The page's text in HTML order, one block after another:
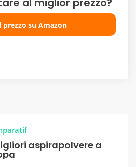
prezzo su Amazon
aspirapolvere a